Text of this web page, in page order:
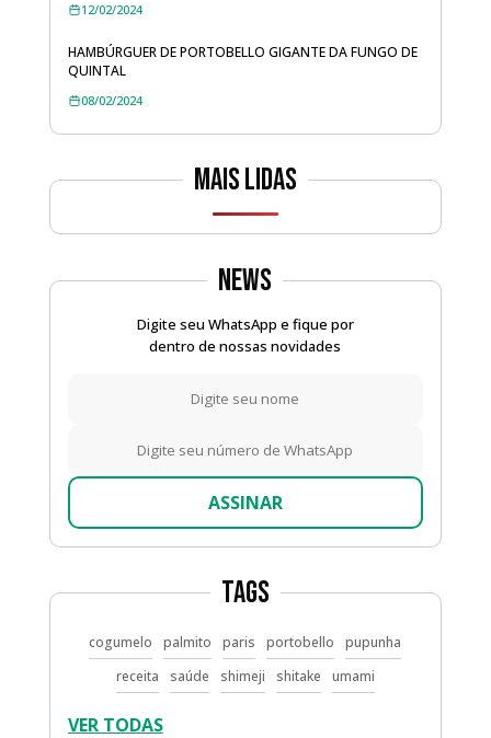
12/02/2024
HAMBÚRGUER DE PORTOBELLO GIGANTE DA FUNGO DE
QUINTAL
08/02/2024
Mais lidas
News
Digite seu WhatsApp e fique por
dentro de nossas novidades
ASSINAR
Tags
cogumelo palmito paris portobello
pupunha
receita
saúde shimeji shitake umami
VER TODAS